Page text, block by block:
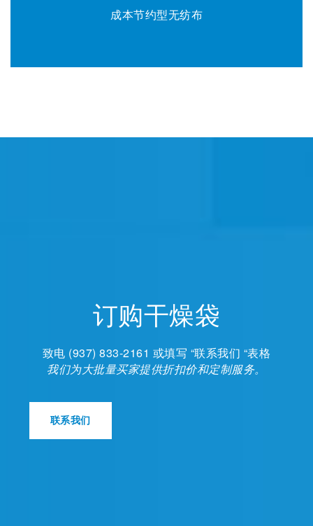
成本节约型无纺布
订购干燥袋
致电 (937) 833-2161 或填写 “联系我们 “表格
我们为大批量买家提供折扣价和定制服务。
联系我们